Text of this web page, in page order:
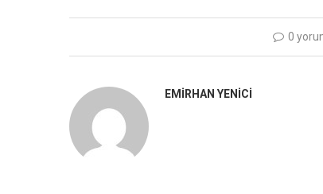
0
EMIRHAN YENICI